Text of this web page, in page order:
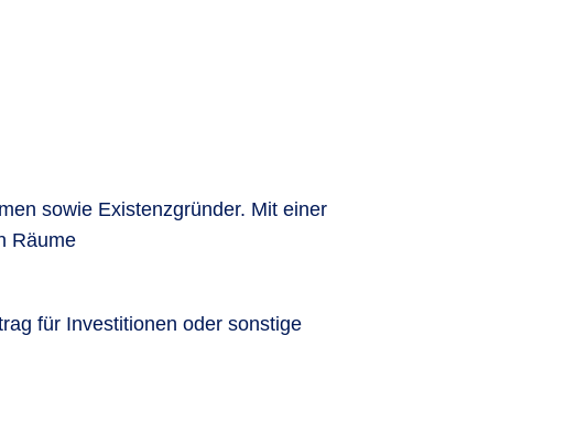
sowie Existenzgründer. Mit einer
Räume
für Investitionen oder sonstige